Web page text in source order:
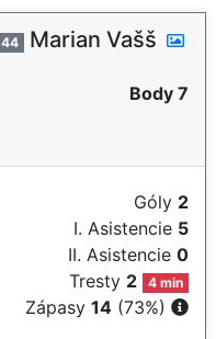
44 Marian Vašš
Body 7
Góly 2
I. Asistencie 5
II. Asistencie 0
Tresty 2 4 min
Zápasy 14 (73%)